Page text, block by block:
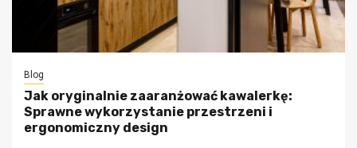
Blog
Jak oryginalnie zaaranżować kawalerkę:
Sprawne wykorzystanie przestrzeni i
ergonomiczny design